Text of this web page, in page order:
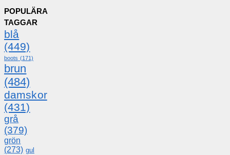
POPULÄRA
TAGGAR
blå
(449)
boots (171)
brun
(484)
damskor
(431)
grå
(379)
grön
(273) gul